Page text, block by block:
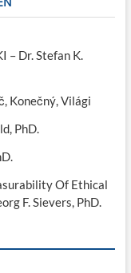
– Dr. Stefan K.
Konečný, Világi
PhD.
Of Ethical
F. Sievers, PhD.